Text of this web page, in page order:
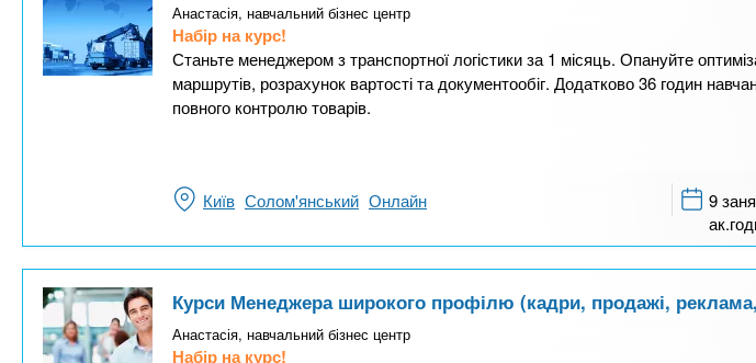
Анастасія, навчальний бізнес центр
Набір на курс!
Станьте менеджером з транспортної логістики за 1 місяць. Опануйте
маршрутів, розрахунок вартості та документообіг. Додатково 36 годин
повного контролю товарів.
Київ Солом'янський Онлайн
9
Курси Менеджера широкого профілю (кадри, продажі, реклама,
Анастасія, навчальний бізнес центр
Набір на курс!